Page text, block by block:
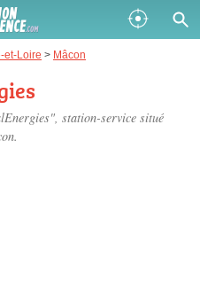
et-Loire > Mâcon
station-service situé